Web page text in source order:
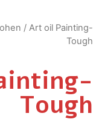
/ Art oil Painting-
Tough
Tough